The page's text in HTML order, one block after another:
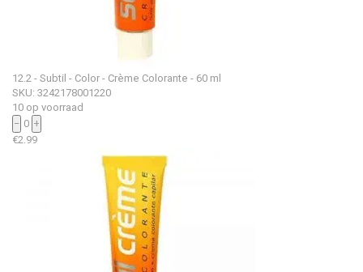
12.2 - Subtil - Color - Crème Colorante - 60 ml
SKU: 3242178001220
10 op voorraad
− 0 +
€2.99